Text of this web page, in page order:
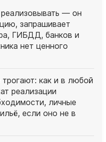
— он
запрашивает
ГИБДД, банков и
нет ценного
как и в любой
реализации
личные
если оно не в